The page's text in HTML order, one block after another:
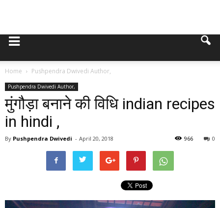
Home Pushpendra Dwivedi Author,
Pushpendra Dwivedi Author,
मुंगौड़ा बनाने की विधि indian recipes
in hindi ,
By Pushpendra Dwivedi - April 20, 2018 0
966